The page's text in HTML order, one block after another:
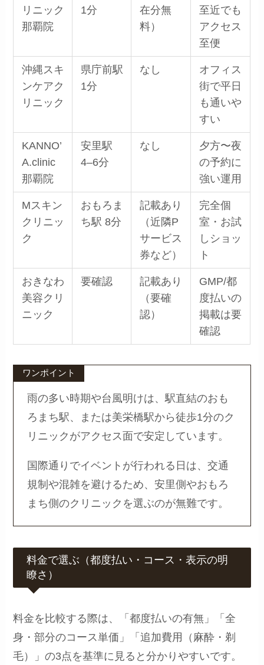
リニック
那覇院
1分
在分無
料）
至近でも
アクセス
至便
沖縄スキ
ンケアク
リニック
県庁前駅
1分
なし
オフィス
街で平日
も通いや
すい
KANNO’
A.clinic
那覇院
安里駅
4–6分
なし
夕方〜夜
の予約に
強い運用
Mスキン
クリニッ
ク
おもろま
ち駅 8分
記載あり
（近隣P
サービス
券など）
完全個
室・お試
しショッ
ト
おきなわ
美容クリ
ニック
要確認
記載あり
（要確
認）
GMP/都
度払いの
掲載は要
確認
ワンポイント
雨の多い時期や台風明けは、駅直結のおも
ろまち駅、または美栄橋駅から徒歩1分のク
リニックがアクセス面で安定しています。
国際通りでイベントが行われる日は、交通
規制や混雑を避けるため、安里側やおもろ
まち側のクリニックを選ぶのが無難です。
料金で選ぶ（都度払い・コース・表示の明
瞭さ）
料金を比較する際は、「都度払いの有無」「全
身・部分のコース単価」「追加費用（麻酔・剃
毛）」の3点を基準に見ると分かりやすいです。